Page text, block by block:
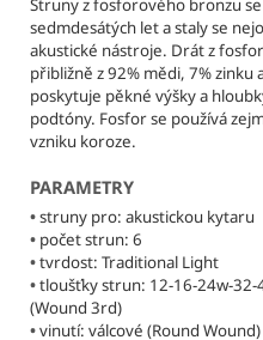
Struny z fosforového bronzu
sedmdesátých let a staly se
akustické nástroje. Drát z
přibližně z 92% mědi, 7%
poskytuje pěkné výšky a
podtóny. Fosfor se používá
vzniku koroze.
PARAMETRY
•struny pro: akustickou kytaru
• počet strun: 6
•tvrdost: Traditional Light
•tloušťky strun: 12-16-24w-
(Wound 3rd)
•vinutí: válcové (Round Wound)
e
CURT
MANGAN
STRINGS
10-
46
NICKEL
WOUND
STRUNY
PRO
ELEKTRICKOU
KYTARU